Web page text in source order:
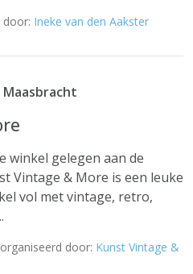
Ineke van den Aakster
winkel gelegen aan de
Vintage & More is een leuke
vol met vintage, retro,
door: Kunst Vintage &